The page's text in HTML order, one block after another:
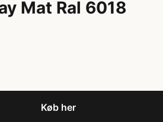
Mat Ral 6018
Køb her